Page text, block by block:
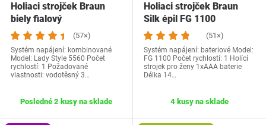
Holiaci strojček Braun
biely fialový
(57×)
Systém napájení: kombinované
Model: Lady Style 5560 Počet
rychlostí: 1 Požadované
vlastnosti: vodotěsný 3…
Posledné 2 kusy na sklade
Holiaci strojček Braun
Silk épil FG 1100
(51×)
Systém napájení: bateriové Model:
FG 1100 Počet rychlostí: 1 Holící
strojek pro ženy 1xAAA baterie
Délka 14…
4 kusy na sklade